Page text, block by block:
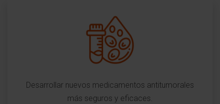
Desarrollar nuevos medicamentos antitumorales
más seguros y eficaces.